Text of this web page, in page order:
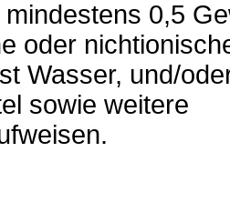
0,5
oder
Wasser, und/
sowie weitere